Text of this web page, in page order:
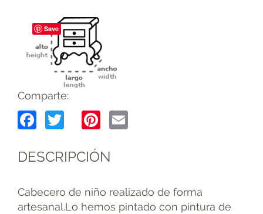
Comparte:
Facebook
TwitterPinterest
DESCRIPCIÓN
Cabecero de niño realizado de forma
artesanal.Lo hemos pintado con pintura de
Save